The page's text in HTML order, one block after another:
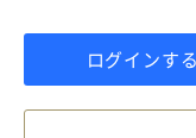
ログインする